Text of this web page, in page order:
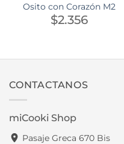
Osito con Corazón M2
$2.356
CONTACTANOS
miCooki Shop
Pasaje Greca 670 Bis